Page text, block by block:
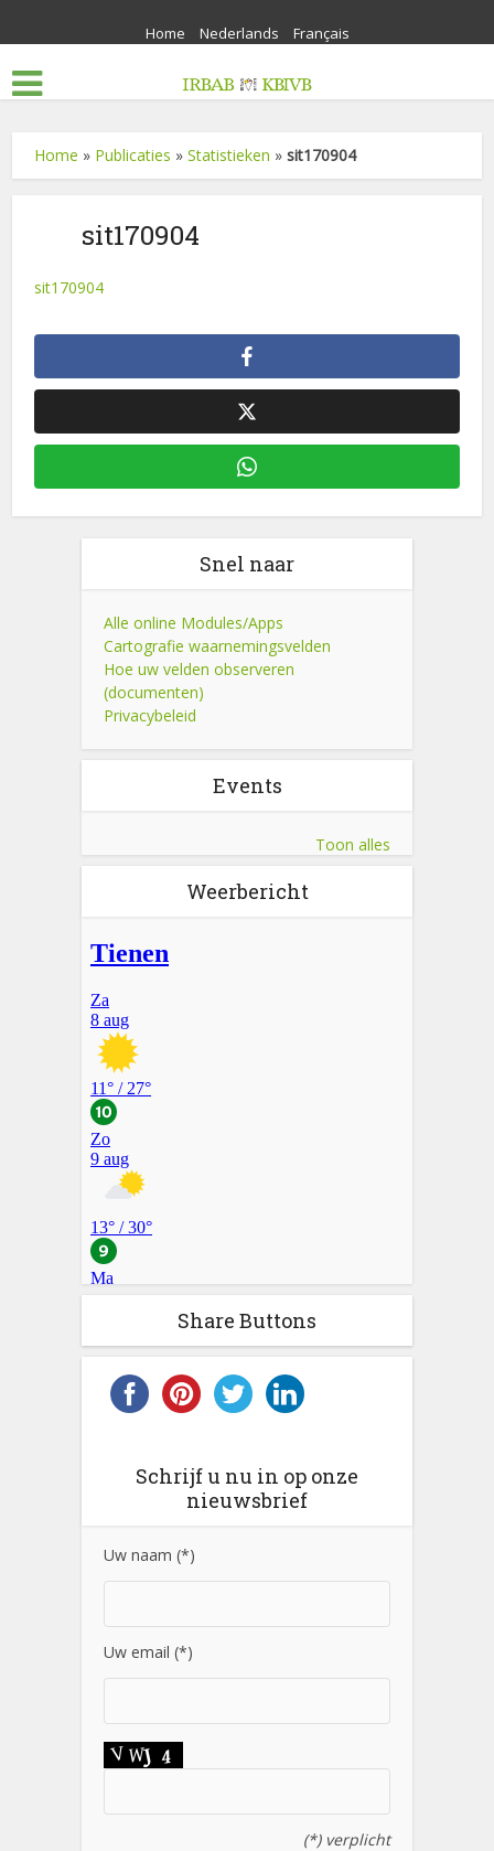
Home Nederlands Français
Home » Publicaties »Statistieken »sit170904
sit170904
sit170904
Snel naar
Alle online Modules/Apps
Cartografie waarnemingsvelden
Hoe uw velden observeren
(documenten)
Privacybeleid
Events
Toon alles
Weerbericht
Share Buttons
Schrijf u nu in op onze
nieuwsbrief
Uw naam (*)
Uw email (*)
(*) verplicht